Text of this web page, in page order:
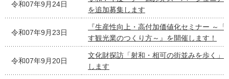
令和07年9月24日
を追加募集します
令和07年9月23日
『生産性向上・高付加価値化セミナー ～
す観光業のつくり方～』を開催します！
令和07年9月20日
文化財探訪「射和・相可の街並みを歩く」
します